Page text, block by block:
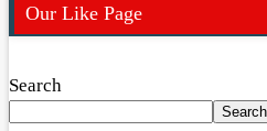
Our Like Page
Search
Search